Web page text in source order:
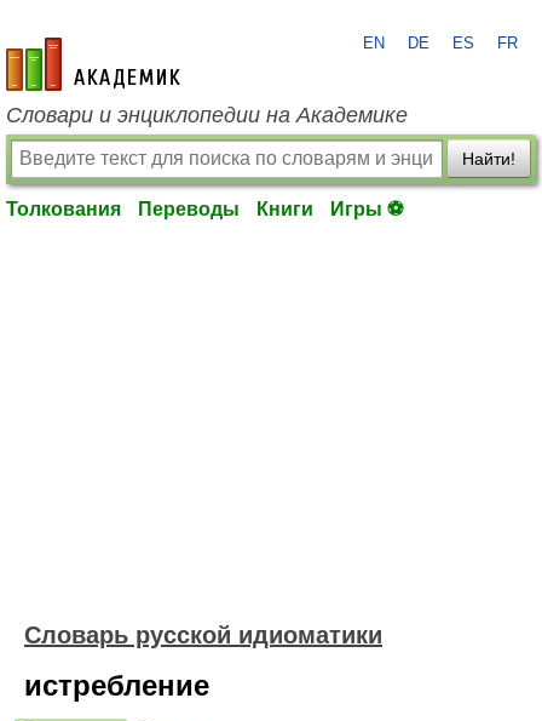
academic.ru
EN DE ES FR
Словари и энциклопедии на Академике
Найти!
Толкования Переводы Книги Игры ⚽
Словарь русской идиоматики
истребление